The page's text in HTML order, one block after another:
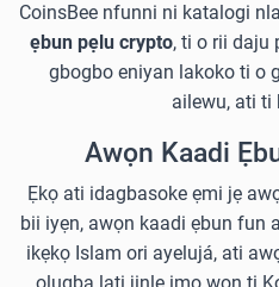
CoinsBee nfunni ni katalogi
ẹbun pẹlu crypto, ti o rii daju
gbogbo eniyan lakoko ti o
ailewu, ati ti
Awọn Kaadi
Ẹkọ ati idagbasoke ẹmi jẹ
bii iyẹn, awọn kaadi ẹbun fun
ikẹkọ Islam ori ayelujá, ati